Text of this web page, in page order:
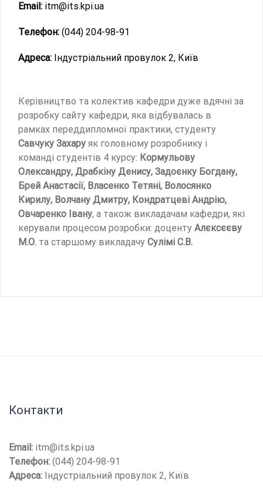
Email: itm@its.kpi.ua
Телефон: (044) 204-98-91
Адреса: Індустріальний провулок 2, Київ
Керівництво та колектив кафедри дуже вдячні за
розробку сайту кафедри, яка відбувалась в
рамках переддипломної практики, студенту
Савчуку Захару як головному розробнику і
команді студентів 4 курсу: Кормульову
Олександру, Драбкіну Денису, Задоєнку Богдану,
Брей Анастасії, Власенко Тетяні, Волосянко
Кирилу, Волчану Дмитру, Кондратцеві Андрію,
Овчаренко Івану, а також викладачам кафедри, які
керували процесом розробки: доценту Алєксєєву
М.О. та старшому викладачу Сулімі С.В.
Контакти
Email: itm@its.kpi.ua
Телефон: (044) 204-98-91
Адреса: Індустріальний провулок 2, Київ